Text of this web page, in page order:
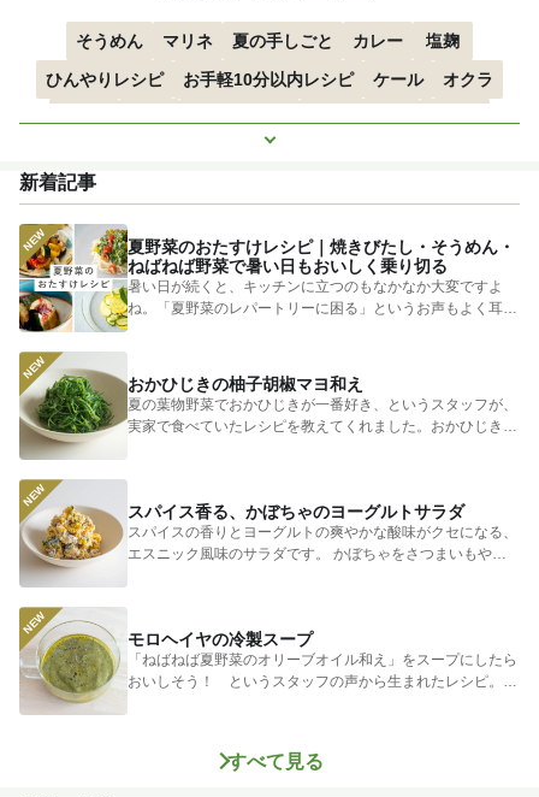
そうめん マリネ 夏の手しごと カレー
塩麹
ひんやりレシピ
お手軽10分以内レシピ ケール
オクラ
空心菜
枝豆 すずかぼちゃ つるむらさき
トマト
もっと見る
新着記事
夏野菜のおたすけレシピ｜焼きびたし・そうめん・
ねばねば野菜で暑い日もおいしく乗り切る
暑い日が続くと、キッチンに立つのもなかなか大変ですよ
ね。「夏野菜のレパートリーに困る」というお声もよく耳に
します。 そ...
おかひじきの柚子胡椒マヨ和え
夏の葉物野菜でおかひじきが一番好き、というスタッフが、
実家で食べていたレシピを教えてくれました。おかひじきの
スパイス香る、かぼちゃのヨーグルトサラダ
スパイスの香りとヨーグルトの爽やかな酸味がクセになる、
エスニック風味のサラダです。 かぼちゃをさつまいもやじ
モロヘイヤの冷製スープ
「ねばねば夏野菜のオリーブオイル和え」をスープにしたら
おいしそう！ というスタッフの声から生まれたレシピ。つ
すべて見る